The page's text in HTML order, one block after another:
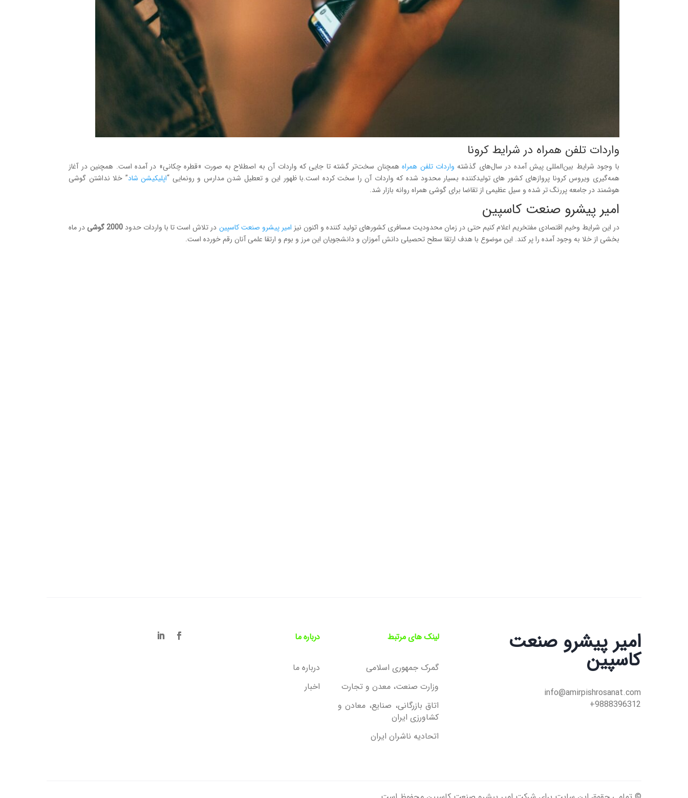
واردات تلفن همراه در شرایط کرونا
با وجود شرایط بین‌المللی پیش آمده در سال‌های گذشته واردات تلفن همراههمچنان سخت‌تر گشته تا جایی که واردات آن به اصطلاح به صورت «قطره چکانی» در آمده است. همچنین در آغاز
همه‌گیری ویروس کرونا پرواز‌های کشور های تولیدکننده بسیار محدود شده که واردات آن را سخت‌ کرده است.با ظهور این و تعطیل شدن مدارس و رونمایی “اپلیکیشن شاد” خلا نداشتن گوشی
هوشمند در جامعه پررنگ تر شده و سیل عظیمی از تقاضا برای گوشی همراه روانه بازار شد.
امیر پیشرو صنعت کاسپین
در این شرایط وخیم اقتصادی مفتخریم اعلام کنیم حتی در زمان محدودیت مسافری کشور‌های تولید کننده و اکنون نیز امیر پیشرو صنعت کاسپین در تلاش است تا با واردات حدود
در ماه
بخشی از خلا به وجود آمده را پر کند. این موضوع با هدف ارتقا سطح تحصیلی دانش آموزان و دانشجویان این مرز و بوم و ارتقا علمی آنان رقم خورده است.
درباره ما
درباره ما
اخبار
لینک های مرتبط
گمرک جمهوری اسلامی
وزارت صنعت، معدن و تجارت
اتاق بازرگانی، صنایع، معادن و
کشاورزی ایران
اتحادیه ناشران ایران
امیر پیشرو صنعت
کاسپین
info@amirpishrosanat.com
9888396312+